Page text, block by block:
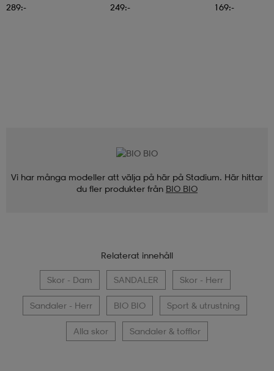
289:- 249:- 169:-
Vi har många modeller att välja på här på Stadium. Här hittar
du fler produkter från BIO BIO
Relaterat innehåll
Skor - Dam SANDALER Skor - Herr
Sandaler - Herr BIO BIO Sport & utrustning
Alla skor Sandaler & tofflor